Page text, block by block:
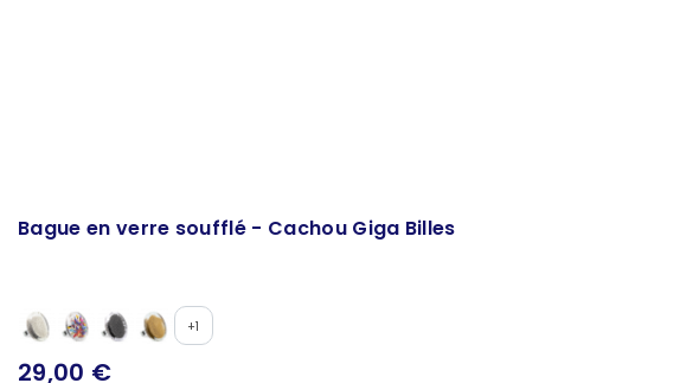
Bague en verre soufflé - Cachou Giga Billes
+1
29,00 €